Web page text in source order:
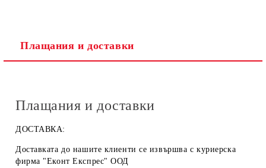
Плащания и доставки
Плащания и доставки
ДОСТАВКА:
Доставката до нашите клиенти се извършва с куриерска
фирма "Еконт Експрес" ООД